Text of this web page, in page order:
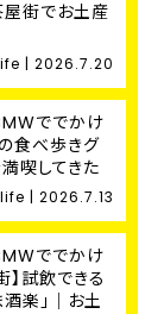
屋街でお土産
| 2026.7.20
ででかけ
食べ歩きグ
満喫してきた
| 2026.7.13
ででかけ
】試飲できる
楽」｜お土